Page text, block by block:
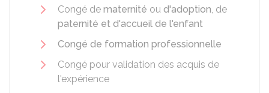
Congé de maternité ou d'adoption, de
paternité et d'accueil de l'enfant
Congé de formation professionnelle
Congé pour validation des acquis de
l'expérience